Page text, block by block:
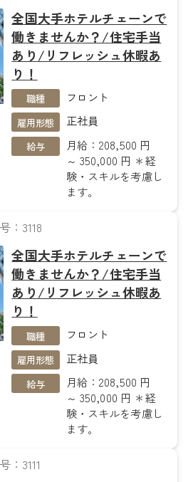
全国大手ホテルチェーンで
働きませんか？/住宅手当
あり/リフレッシュ休暇あ
り！
職種 フロント
雇用形態 正社員
給与
月給：208,500 円
～ 350,000 円 ＊経
験・スキルを考慮し
ます。
：3118
全国大手ホテルチェーンで
働きませんか？/住宅手当
あり/リフレッシュ休暇あ
り！
職種 フロント
雇用形態 正社員
給与
月給：208,500 円
～ 350,000 円 ＊経
験・スキルを考慮し
ます。
：3111